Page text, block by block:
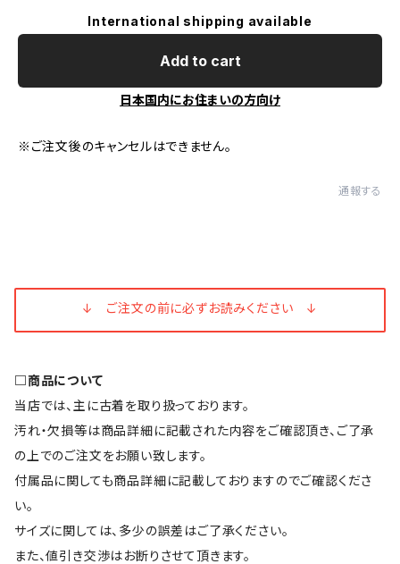
International shipping available
Add to cart
日本国内にお住まいの方向け
※ご注文後のキャンセルはできません。
通報する
↓ ご注文の前に必ずお読みください ↓
□商品について
当店では、主に古着を取り扱っております。
汚れ・欠損等は商品詳細に記載された内容をご確認頂き、ご了承
の上でのご注文をお願い致します。
付属品に関しても商品詳細に記載しておりますのでご確認くださ
い。
サイズに関しては、多少の誤差はご了承ください。
また、値引き交渉はお断りさせて頂きます。